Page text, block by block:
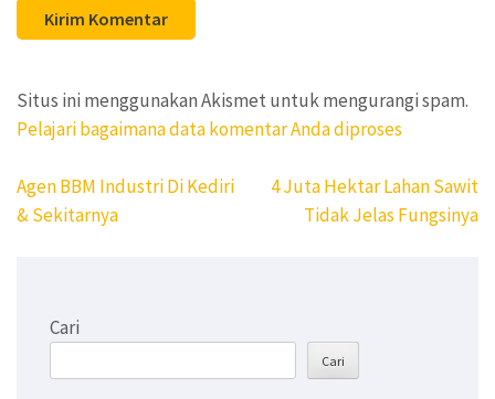
Situs ini menggunakan Akismet untuk mengurangi spam.
Pelajari bagaimana data komentar Anda diproses
Navigasi
pos
Agen BBM Industri Di Kediri
& Sekitarnya
4 Juta Hektar Lahan Sawit
Tidak Jelas Fungsinya
Cari
Cari